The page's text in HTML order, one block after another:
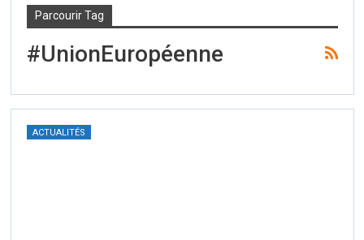
Parcourir Tag
#UnionEuropéenne
ACTUALITÉS